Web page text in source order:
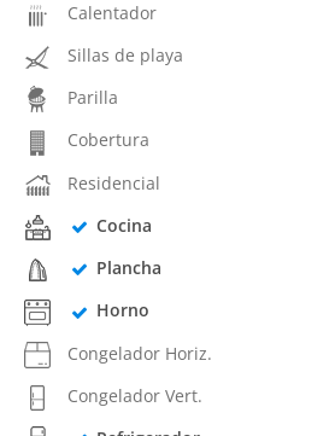
Calentador
Sillas de playa
Parilla
Cobertura
Residencial
Cocina
Plancha
Horno
Congelador Horiz.
Congelador Vert.